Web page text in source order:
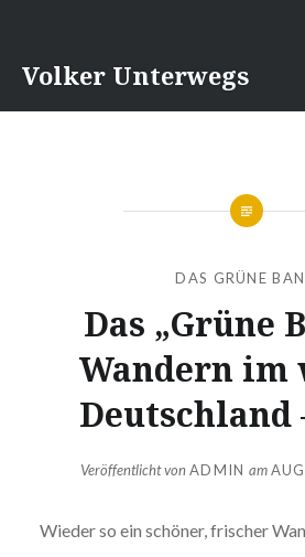
InhaltVolker Unterwegs
DAS GRÜNE
Das „Grüne
Wandern im
Deutschland
Veröffentlicht vonADMIN am
Wieder so ein schöner, frischer